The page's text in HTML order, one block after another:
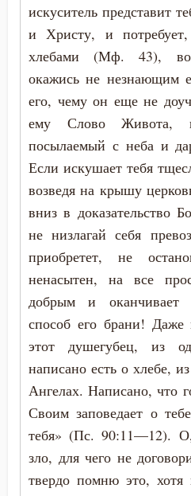
искуситель представит
и Христу, и
хлебами (Мф. 43),
окажись не незнающим
его, чему он еще не
ему Слово Живота,
посылаемый с неба и
Если искушает тебя
возведя на крышу
вниз в доказательство
не низлагай себя
приобретет, не
ненасытен, на все
добрым и оканчивает
способ его брани!
этот душегубец, из
написано есть о хлебе,
Ангелах. Написано, что
Своим заповедает о
тебя» (Пс. 90:11—12).
зло, для чего не
твердо помню это,